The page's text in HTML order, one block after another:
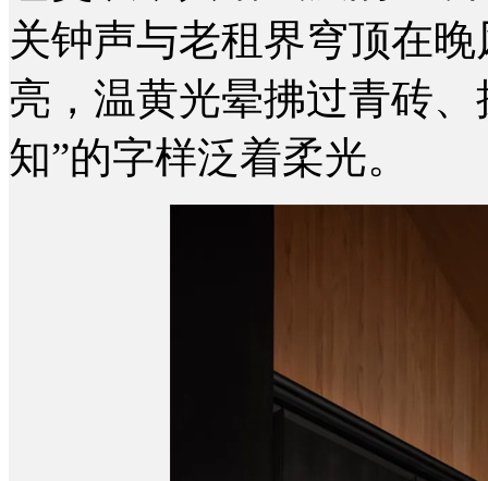
关钟声与老租界穹顶在
亮，温黄光晕拂过青砖
知”的字样泛着柔光。